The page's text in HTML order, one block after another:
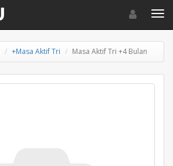
Toggle
+Masa Aktif Tri Masa Aktif Tri +4 Bulan